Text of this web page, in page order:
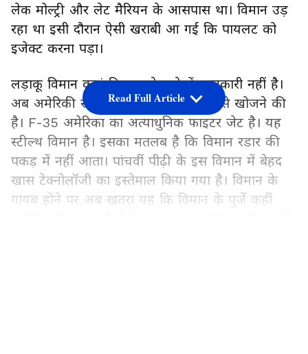
लेक मोल्ट्री और लेट मैरियन के आसपास था। विमान उड़
रहा था इसी दौरान ऐसी खराबी आ गई कि पायलट को
इजेक्ट करना पड़ा।
लड़ाकू विमान कहां गिरा इसके बारे में जानकारी नहीं है।
अब अमेरिकी सेना के सामने बड़ी चुनौती उसे खोजने की
है। F-35 अमेरिका का अत्याधुनिक फाइटर जेट है। यह
स्टील्थ विमान है। इसका मतलब है कि विमान रडार की
पकड़ में नहीं आता। पांचवीं पीढ़ी के इस विमान में बेहद
खास टेक्नोलॉजी का इस्तेमाल किया गया है। विमान के
गायब होने पर अब खतरा यह कि विमान के पुर्जे कहीं
Read Full Article